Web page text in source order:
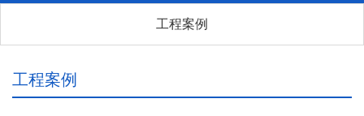
工程案例
工程案例